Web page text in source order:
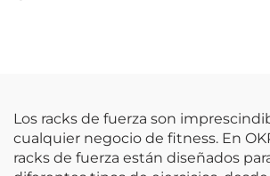
Los racks de fuerza son
cualquier negocio de fitness. En
racks de fuerza están diseñados